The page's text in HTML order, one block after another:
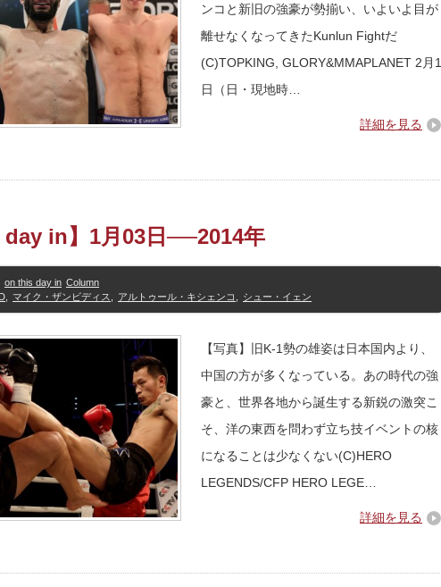
ンコと新旧の強豪が勢揃い、いよいよ目が
離せなくなってきたKunlun Fightだ
(C)TOPKING, GLORY&MMAPLANET 2月1
日（日・現地時…
詳細を見る
day in】1月03日──2014年
on this day in Column
マイク・ザンビディス アルトゥール・キシェンコ シュー・イェン
【写真】旧K-1勢の雄姿は日本国内より、
中国の方が多くなっている。あの時代の強
豪と、世界各地から誕生する新鋭の激突こ
そ、洋の東西を問わず立ち技イベントの核
になることは少なくない(C)HERO
LEGENDS/CFP HERO LEGE…
詳細を見る